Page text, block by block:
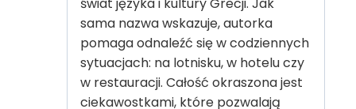
sama nazwa wskazuje, autorka
pomaga odnaleźć się w codziennych
sytuacjach: na lotnisku, w hotelu czy
w restauracji. Całość okraszona jest
ciekawostkami, które pozwalają